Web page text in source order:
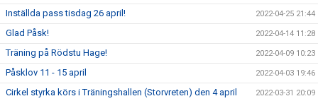
Inställda pass tisdag 26 april! 2022-04-25 21:44
Glad Påsk! 2022-04-14 11:28
Träning på Rödstu Hage! 2022-04-09 10:23
Påsklov 11 - 15 april 2022-04-03 19:46
Cirkel styrka körs i Träningshallen (Storvreten) den 4 april 2022-03-31 20:09